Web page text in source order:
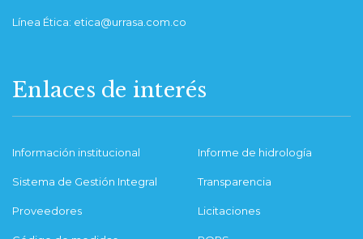
Línea Ética: etica@urrasa.com.co
Enlaces de interés
Información institucional Informe de hidrología
Sistema de Gestión Integral Transparencia
Proveedores Licitaciones